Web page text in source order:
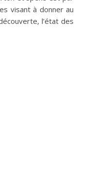
visant à donner au
l’état des